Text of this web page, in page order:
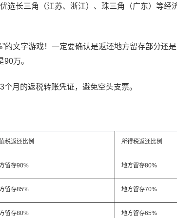
选长三角（江苏、浙江）、珠三角（广东）等经
的文字游戏！一定要确认是返还地方留存部分还
万。
月的返税转账凭证，避免空头支票。
税返还比例 所得税返还比例
留存90% 地方留存80%
留存85% 地方留存70%
留存80% 地方留存65%